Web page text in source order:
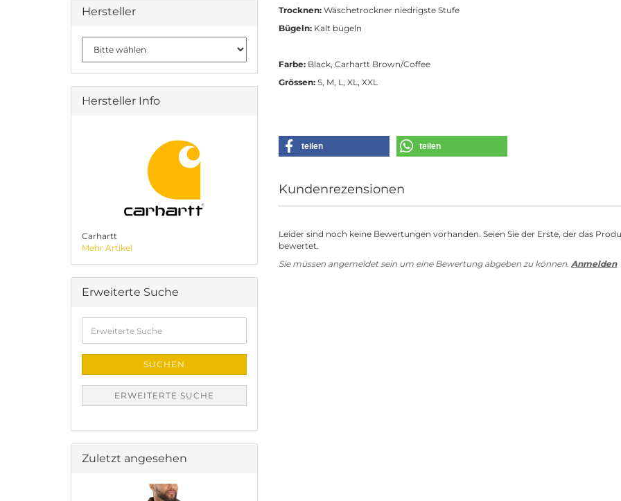
Trocknen: Wäschetrockner niedrigste Stufe
Bügeln: Kalt bügeln
Farbe: Black, Carhartt Brown/Coffee
Grössen: S, M, L, XL, XXL
teilen teilen
Kundenrezensionen
Leider sind noch keine Bewertungen vorhanden. Seien Sie der Erste, der das
bewertet.
Sie müssen angemeldet sein um eine Bewertung abgeben zu können. Anmelden
Hersteller
Hersteller Info
Carhartt
Mehr Artikel
Erweiterte Suche
Suche
SUCHEN
ERWEITERTE SUCHE
Zuletzt angesehen